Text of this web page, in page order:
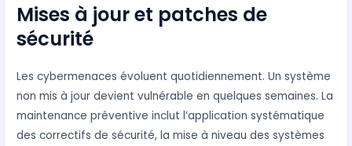
Mises à jour et patches de
sécurité
Les cybermenaces évoluent quotidiennement. Un système
non mis à jour devient vulnérable en quelques semaines. La
maintenance préventive inclut l’application systématique
des correctifs de sécurité, la mise à niveau des systèmes